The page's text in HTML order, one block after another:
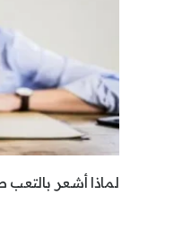
لماذا أشعر